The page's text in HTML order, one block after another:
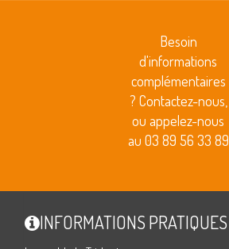
Besoin
d'informations
complémentaires
? Contactez-nous,
ou appelez-nous
au 03 89 56 33 89
INFORMATIONS PRATIQUES